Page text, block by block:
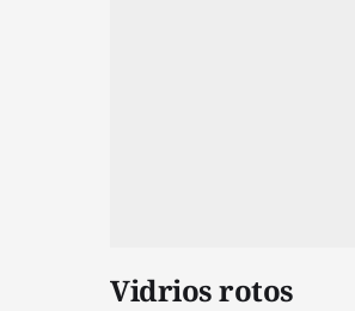
Vidrios rotos